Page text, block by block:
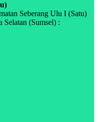
Seberang Ulu I (Satu)
Selatan (Sumsel) :